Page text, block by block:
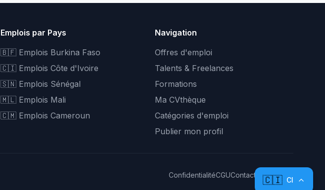
Emplois par Pays
🇧🇫 Emplois Burkina Faso
🇨🇮 Emplois Côte d'Ivoire
🇸🇳 Emplois Sénégal
🇲🇱 Emplois Mali
🇨🇲 Emplois Cameroun
Navigation
Offres d'emploi
Talents & Freelances
Formations
Ma CVthèque
Catégories d'emploi
Publier mon profil
ConfidentialitéCGUContact Plan du site
🇨🇮 CI